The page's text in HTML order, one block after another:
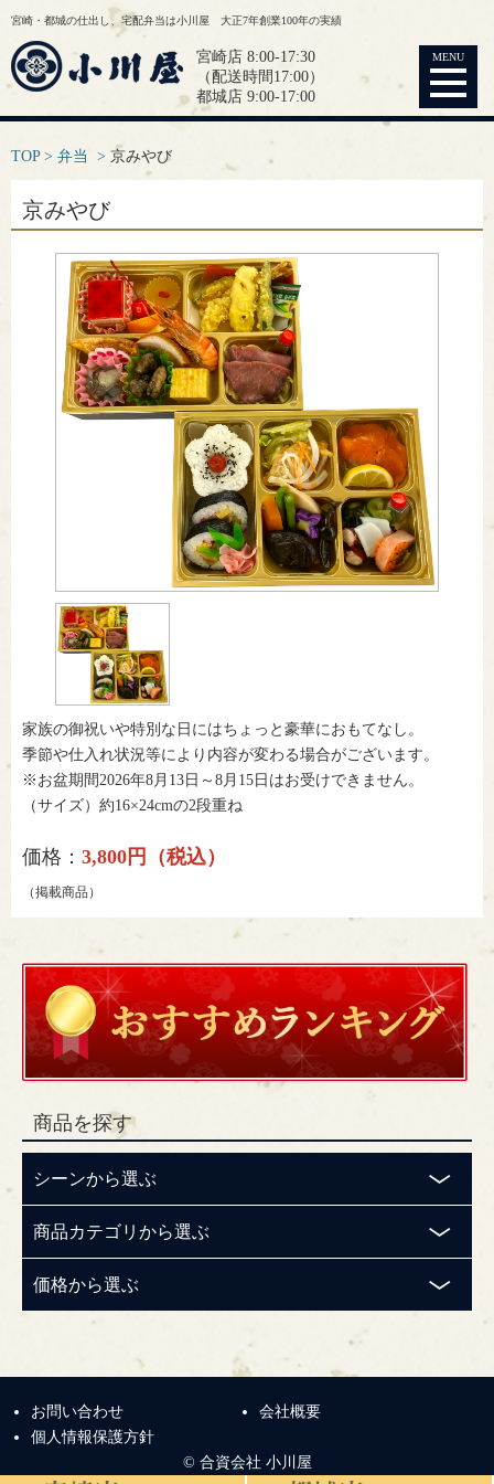
宮崎・都城の仕出し、宅配弁当は小川屋 大正7年創業100年の実績
宮崎店 8:00-17:30
（配送時間17:00）
都城店 9:00-17:00
MENU
TOP 弁当 京みやび
京みやび
家族の御祝いや特別な日にはちょっと豪華におもてなし。
季節や仕入れ状況等により内容が変わる場合がございます。
※お盆期間2026年8月13日～8月15日はお受けできません。
（サイズ）約16×24cmの2段重ね
価格： 3,800円（税込）
（掲載商品）
商品を探す
シーンから選ぶ
商品カテゴリから選ぶ
価格から選ぶ
お問い合わせ
会社概要
個人情報保護方針
© 合資会社 小川屋